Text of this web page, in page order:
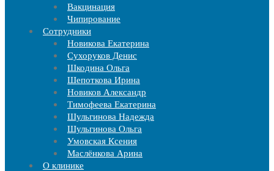
Вакцинация
Чипирование
Cотрудники
Новикова Екатерина
Сухоруков Денис
Шкодина Ольга
Шепоткова Ирина
Новиков Александр
Тимофеева Екатерина
Шульгинова Надежда
Шульгинова Ольга
Умовская Ксения
Маслёнкова Арина
О клинике